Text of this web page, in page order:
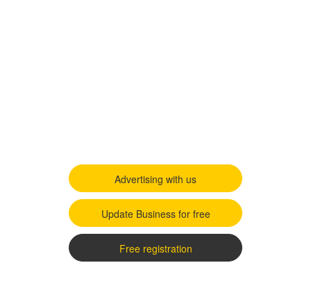
Advertising with us
Update Business for free
Free registration